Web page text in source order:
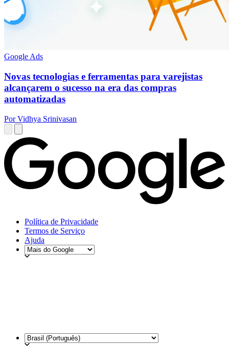
Google Ads
Novas tecnologias e ferramentas para varejistas
alcançarem o sucesso na era das compras
automatizadas
Por Vidhya Srinivasan
Política de Privacidade
Termos de Serviço
Ajuda